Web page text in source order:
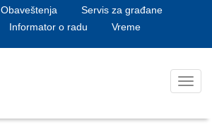
Obaveštenja
Servis za građane
Informator o radu Vreme